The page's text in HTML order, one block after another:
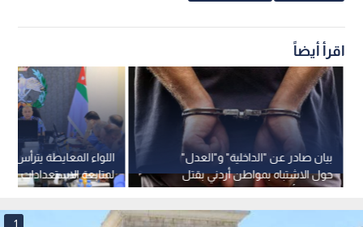
اقرأ أيضاً
اللواء المعايطة يترأس
لمتابعة الاستعدادات
في دورته الأربعين
بيان صادر عن "الداخلية" و"العدل"
حول الاشتباه بمواطن أردني بقتل
مواطنة أمريكية في إيرلندا
1